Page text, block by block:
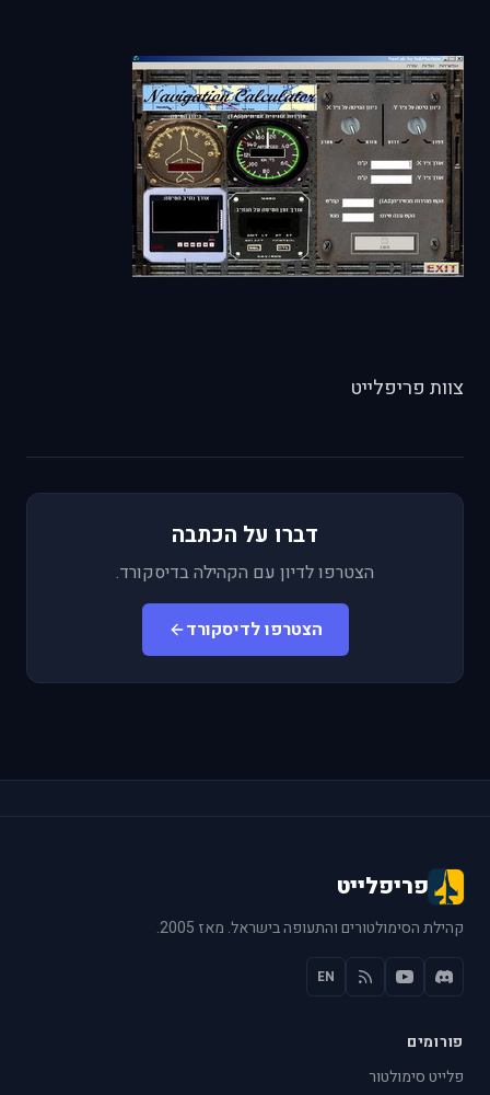
צוות פריפלייט
דברו על הכתבה
הצטרפו לדיון עם הקהילה בדיסקורד.
הצטרפו לדיסקורד
פריפלייט
קהילת הסימולטורים והתעופה בישראל. מאז 2005.
EN
פורומים
פלייט סימולטור